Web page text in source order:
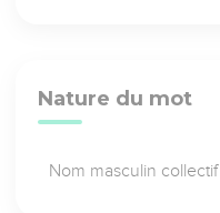
Nature du mot
Nom masculin collectif